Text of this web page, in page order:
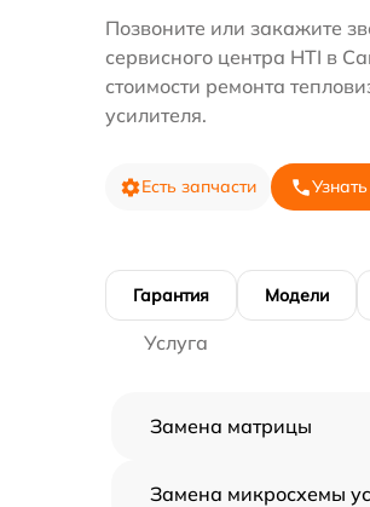
Позвоните или закажите
сервисного центра HTI в
стоимости ремонта
усилителя.
Есть запчасти
Гарантия Модели
Услуга
Замена матрицы
Замена микросхемы